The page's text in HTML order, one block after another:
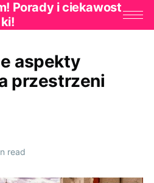
Porady i ciekawost
ki!
aspekty
przestrzeni
read